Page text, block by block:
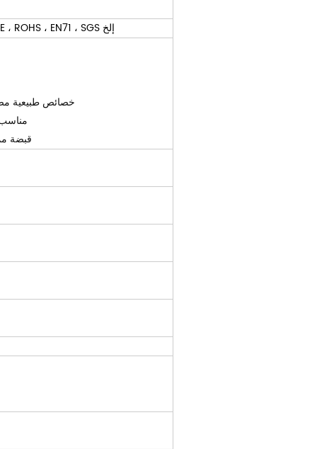
تتوافق جميع منتجات حصير اليوغا من الفلين مع معايير CE ، ROHS ، EN71 ، SGS إلخ
خصائص طبيعية
مناسب
قبضة